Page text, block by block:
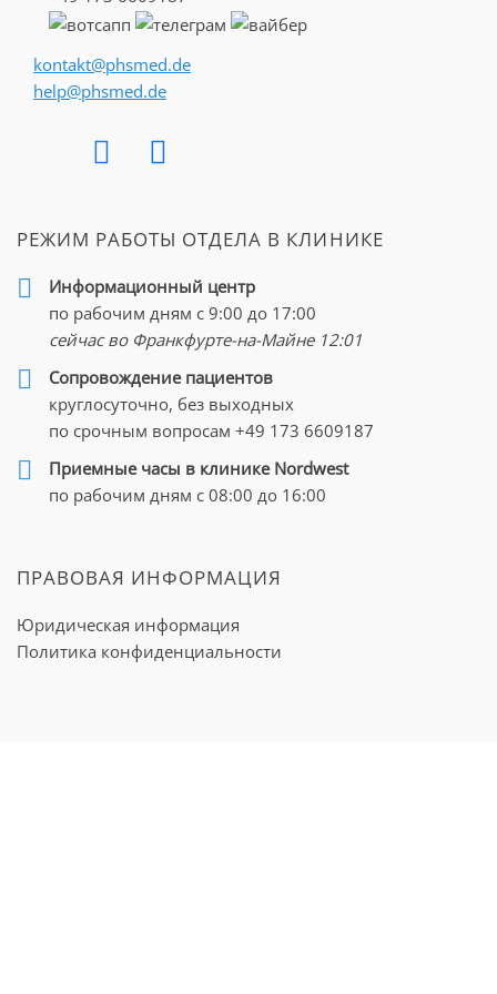
В клинике Nordwest каждому пациенту предлагаются
новейшие методы
заболевания, а также
патологий такого рода и избежать их осложнений.
саркоидоза
Причины заболевания «Саркоидоз» до конца не
изучены. Очевидным является тот факт, что
чрезмерная воспалительная реакция организма ведет к
образованию гранулем.
Предполагается, что при саркоидозе готовность
воспалительной системы к образованию гранулем
значительно повышается. Так, даже контакт с
бактериями, которые не вызывают болезни, например,
c пропионовыми бактериями, при наличии саркоидоза
Причиной возникновения саркоидоза
kontakt@phsmed.de
help@phsmed.de
РЕЖИМ РАБОТЫ ОТДЕЛА В КЛИНИКЕ
Информационный центр
по рабочим дням с 9:00 до 17:00
сейчас во Франкфурте-на-Майне 12:01
Cопровождение пациентов
круглосуточно, без выходных
по срочным вопросам +49 173 6609187
Приемные часы в клинике Nordwest
по рабочим дням с 08:00 до 16:00
ПРАВОВАЯ ИНФОРМАЦИЯ
Юридическая информация
Политика конфиденциальности